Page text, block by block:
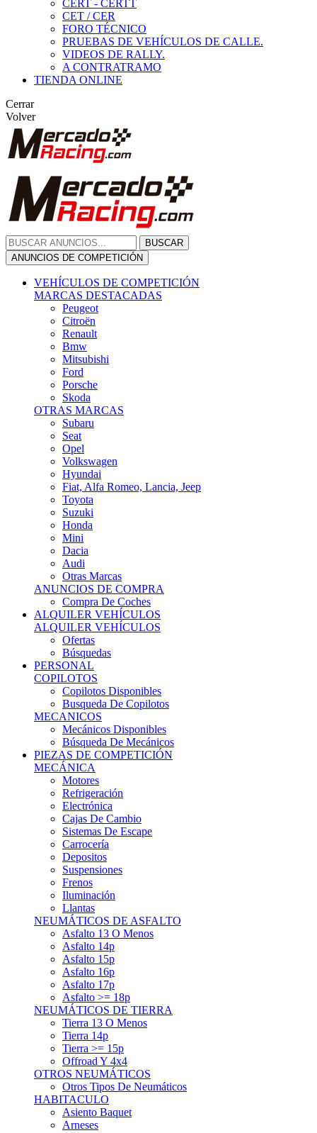
CERT - CERTT
CET / CER
FORO TÉCNICO
PRUEBAS DE VEHÍCULOS DE CALLE.
VIDEOS DE RALLY.
A CONTRATRAMO
TIENDA ONLINE
Cerrar
Volver
BUSCAR
ANUNCIOS DE COMPETICIÓN
VEHÍCULOS DE COMPETICIÓN
MARCAS DESTACADAS
Peugeot
Citroën
Renault
Bmw
Mitsubishi
Ford
Porsche
Skoda
OTRAS MARCAS
Subaru
Seat
Opel
Volkswagen
Hyundai
Fiat, Alfa Romeo, Lancia, Jeep
Toyota
Suzuki
Honda
Mini
Dacia
Audi
Otras Marcas
ANUNCIOS DE COMPRA
Compra De Coches
ALQUILER VEHÍCULOS
ALQUILER VEHÍCULOS
Ofertas
Búsquedas
PERSONAL
COPILOTOS
Copilotos Disponibles
Busqueda De Copilotos
MECANICOS
Mecánicos Disponibles
Búsqueda De Mecánicos
PIEZAS DE COMPETICIÓN
MECÁNICA
Motores
Refrigeración
Electrónica
Cajas De Cambio
Sistemas De Escape
Carrocería
Depositos
Suspensiones
Frenos
Iluminación
Llantas
NEUMÁTICOS DE ASFALTO
Asfalto 13 O Menos
Asfalto 14p
Asfalto 15p
Asfalto 16p
Asfalto 17p
Asfalto >= 18p
NEUMÁTICOS DE TIERRA
Tierra 13 O Menos
Tierra 14p
Tierra >= 15p
Offroad Y 4x4
OTROS NEUMÁTICOS
Otros Tipos De Neumáticos
HABITACULO
Asiento Baquet
Arneses